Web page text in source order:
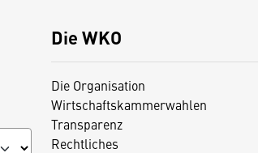
Die WKO
Die Organisation
Wirtschaftskammerwahlen
Transparenz
Rechtliches